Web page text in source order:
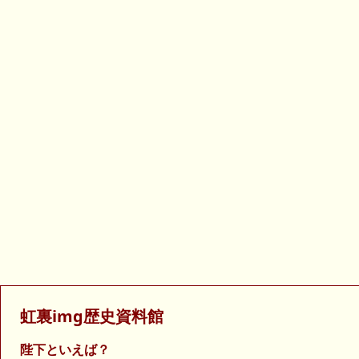
虹裏img歴史資料館
陛下といえば？